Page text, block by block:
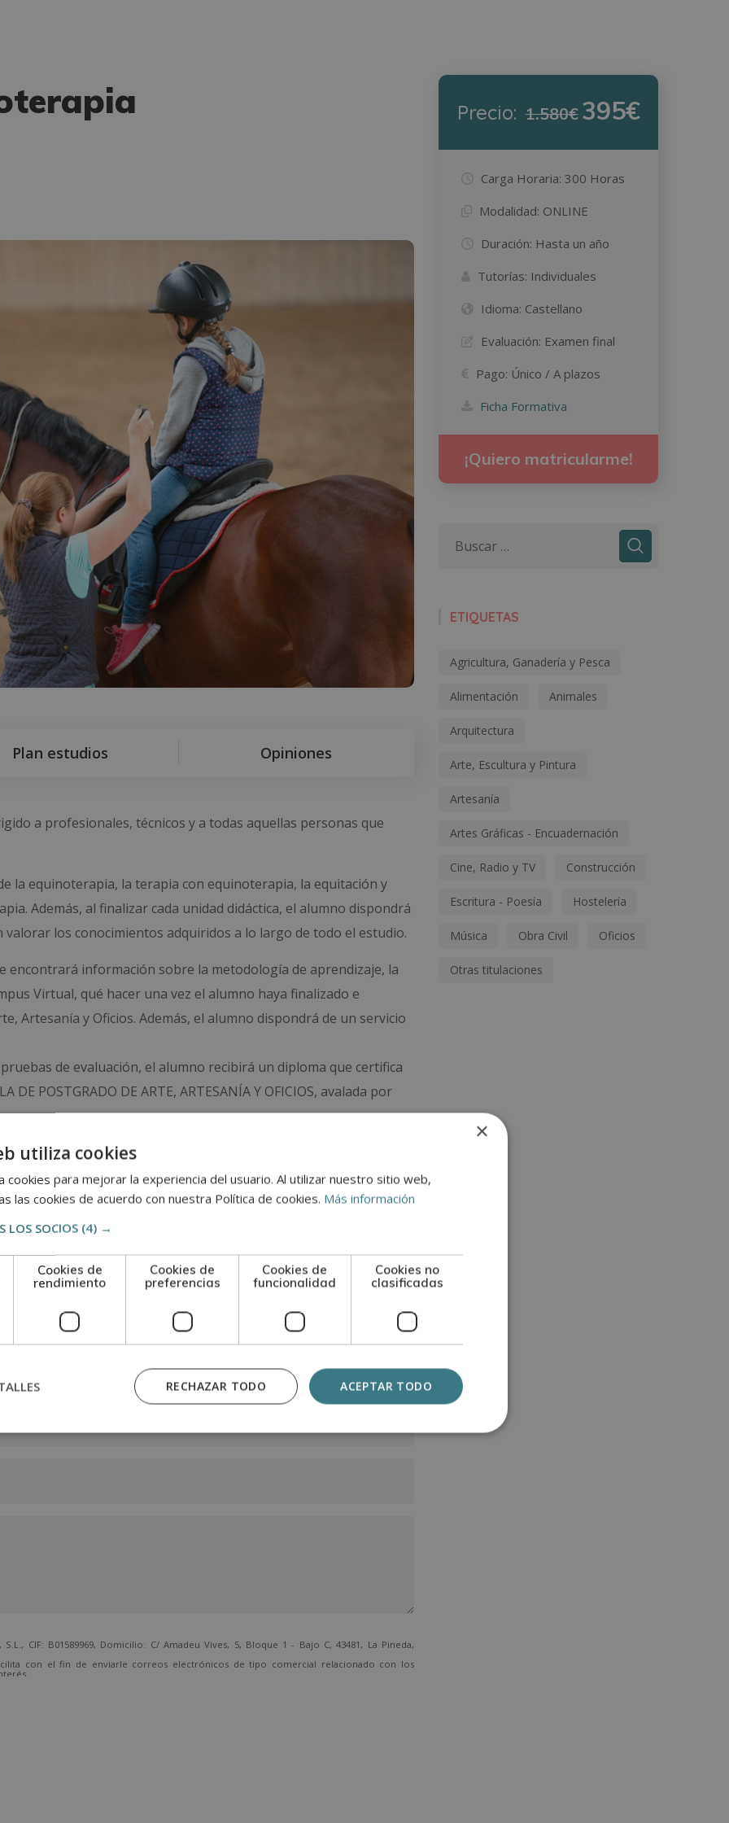
Plan estudios Opiniones
a profesionales, técnicos y a todas aquellas personas que
la equinoterapia, la terapia con equinoterapia, la equitación y
Además, al finalizar cada unidad didáctica, el alumno dispondrá
los conocimientos adquiridos a lo largo de todo el estudio.
encontrará información sobre la metodología de aprendizaje, la
Virtual, qué hacer una vez el alumno haya finalizado e
Artesanía y Oficios. Además, el alumno dispondrá de un servicio
de evaluación, el alumno recibirá un diploma que certifica
DE POSTGRADO DE ARTE, ARTESANÍA Y OFICIOS, avalada por
de formación teórica complementaria. Esta formación
S.L., CIF: B01589969, Domicilio: C/ Amadeu Vives, 5, Bloque 1 - Bajo C, 43481, La Pineda,
con el fin de enviarle correos electrónicos de tipo comercial relacionado con los
dirigiéndose a la dirección direccion@grupotarraco.com.
Precio: 1.580€ 395€
Carga Horaria: 300 Horas
Modalidad: ONLINE
Duración: Hasta un año
Tutorías: Individuales
Idioma: Castellano
Evaluación: Examen final
Pago: Único / A plazos
Ficha Formativa
¡Quiero matricularme!
ETIQUETAS
Agricultura, Ganadería y Pesca
Alimentación Animales
Arquitectura
Arte, Escultura y Pintura
Artesanía
Artes Gráficas - Encuadernación
Cine, Radio y TV Construcción
Escritura - Poesía Hostelería
Música Obra Civil Oficios
Otras titulaciones
×
utiliza cookies
cookies para mejorar la experiencia del usuario. Al utilizar nuestro sitio web,
las cookies de acuerdo con nuestra Política de cookies. Más información
LOS SOCIOS (4) →
Cookies de
rendimiento
Cookies de
preferencias
Cookies de
funcionalidad
Cookies no
clasificadas
ACEPTAR TODO
RECHAZAR TODO